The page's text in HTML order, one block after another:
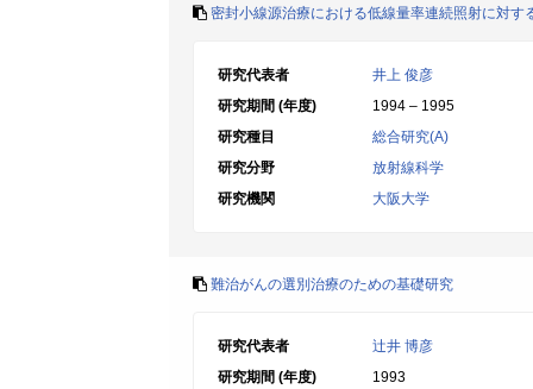
密封小線源治療における低線量率連続照射に対す
研究代表者
井上 俊彦
研究期間 (年度)
1994 – 1995
研究種目
総合研究(A)
研究分野
放射線科学
研究機関
大阪大学
難治がんの選別治療のための基礎研究
研究代表者
辻井 博彦
研究期間 (年度)
1993